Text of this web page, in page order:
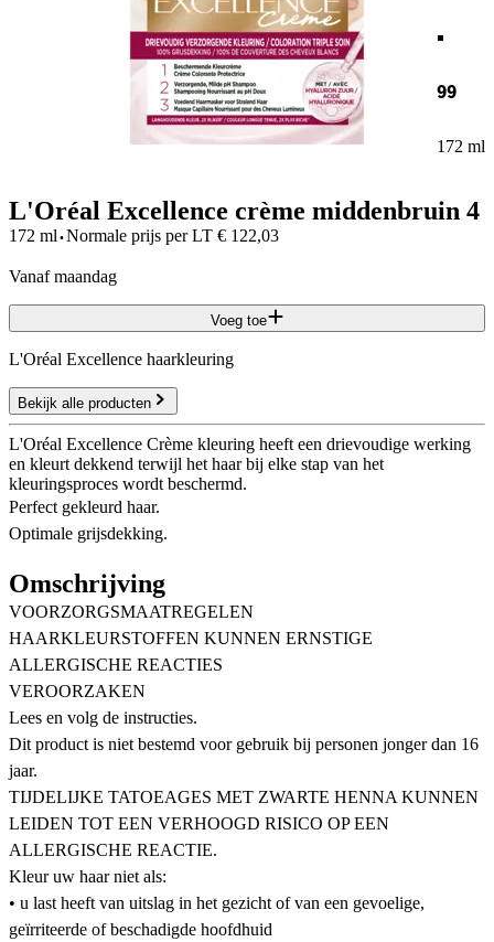
.
99
172 ml
L'Oréal Excellence crème middenbruin 4
172 ml·Normale prijs per LT € 122,03
vanaf maandag
Voeg toe
L'Oréal Excellence haarkleuring
Bekijk alle producten
L'Oréal Excellence Crème kleuring heeft een drievoudige werking
en kleurt dekkend terwijl het haar bij elke stap van het
kleuringsproces wordt beschermd.
Perfect gekleurd haar.
Optimale grijsdekking.
Omschrijving
VOORZORGSMAATREGELEN
HAARKLEURSTOFFEN KUNNEN ERNSTIGE
ALLERGISCHE REACTIES
VEROORZAKEN
Lees en volg de instructies.
Dit product is niet bestemd voor gebruik bij personen jonger dan 16
jaar.
TIJDELIJKE TATOEAGES MET ZWARTE HENNA KUNNEN
LEIDEN TOT EEN VERHOOGD RISICO OP EEN
ALLERGISCHE REACTIE.
Kleur uw haar niet als:
• u last heeft van uitslag in het gezicht of van een gevoelige,
geïrriteerde of beschadigde hoofdhuid